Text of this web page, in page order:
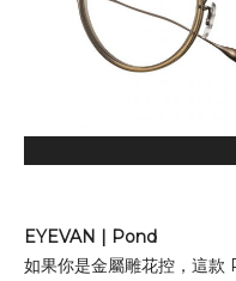
EYEVAN | Pond
如果你是金屬雕花控，這